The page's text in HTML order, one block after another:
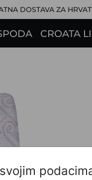
DOSTAVA ZA
CROATA